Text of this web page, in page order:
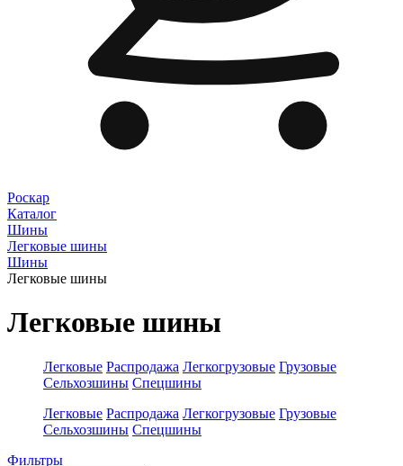
Роскар
Каталог
Шины
Легковые шины
Шины
Легковые шины
Легковые шины
Легковые Распродажа Легкогрузовые Грузовые
Сельхозшины Спецшины
Легковые Распродажа Легкогрузовые Грузовые
Сельхозшины Спецшины
Фильтры